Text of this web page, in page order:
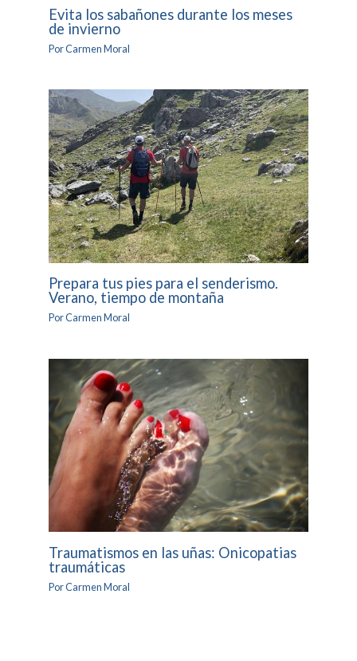
Evita los sabañones durante los meses
de invierno
PorCarmen Moral
Prepara tus pies para el senderismo.
Verano, tiempo de montaña
PorCarmen Moral
Traumatismos en las uñas: Onicopatias
traumáticas
PorCarmen Moral